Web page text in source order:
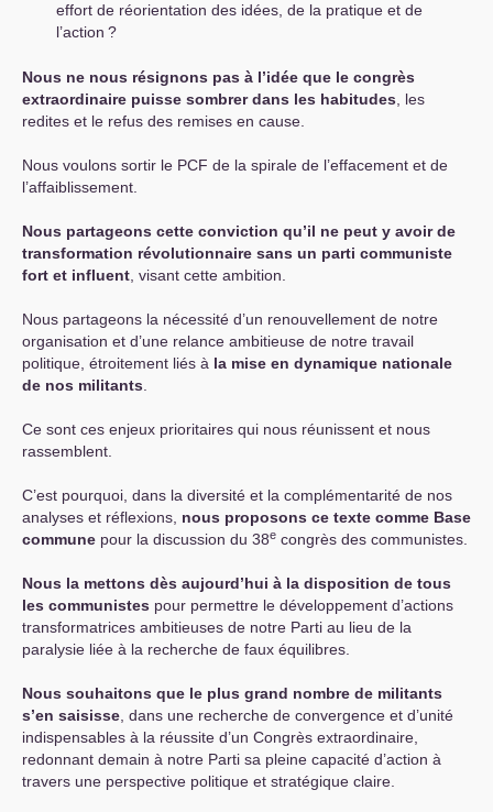
effort de réorientation des idées, de la pratique et de
l’action ?
Nous ne nous résignons pas à l’idée que le congrès
extraordinaire puisse sombrer dans les habitudes , les
redites et le refus des remises en cause.
Nous voulons sortir le PCF de la spirale de l’effacement et de
l’affaiblissement.
Nous partageons cette conviction qu’il ne peut y avoir de
transformation révolutionnaire sans un parti communiste
fort et influent , visant cette ambition.
Nous partageons la nécessité d’un renouvellement de notre
organisation et d’une relance ambitieuse de notre travail
politique, étroitement liés à la mise en dynamique nationale
de nos militants
Ce sont ces enjeux prioritaires qui nous réunissent et nous
rassemblent.
C’est pourquoi, dans la diversité et la complémentarité de nos
analyses et réflexions, nous proposons ce texte comme Base
commune pour la discussion du 38e congrès des communistes.
Nous la mettons dès aujourd’hui à la disposition de tous
les communistes pour permettre le développement d’actions
transformatrices ambitieuses de notre Parti au lieu de la
paralysie liée à la recherche de faux équilibres.
Nous souhaitons que le plus grand nombre de militants
s’en saisisse , dans une recherche de convergence et d’unité
indispensables à la réussite d’un Congrès extraordinaire,
redonnant demain à notre Parti sa pleine capacité d’action à
travers une perspective politique et stratégique claire.